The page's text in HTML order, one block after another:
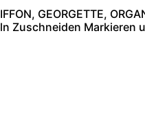
GEORGETTE,
Zuschneiden Markieren